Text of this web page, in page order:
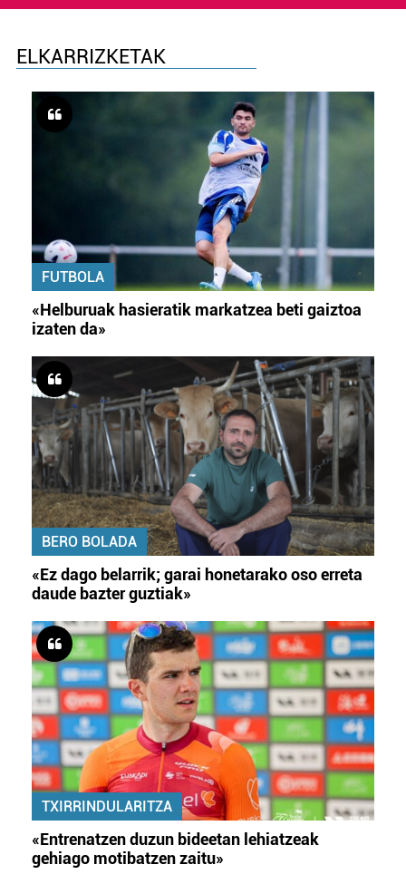
ELKARRIZKETAK
FUTBOLA
«Helburuak hasieratik markatzea beti gaiztoa
izaten da»
BERO BOLADA
«Ez dago belarrik; garai honetarako oso erreta
daude bazter guztiak»
TXIRRINDULARITZA
«Entrenatzen duzun bideetan lehiatzeak
gehiago motibatzen zaitu»